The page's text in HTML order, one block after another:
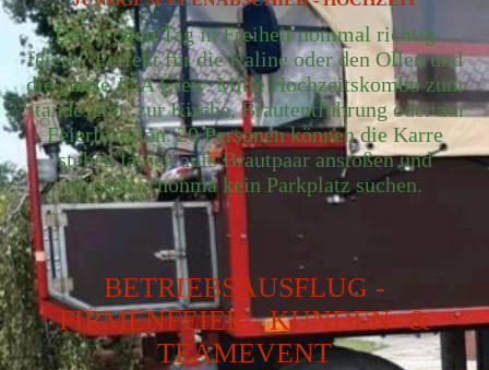
Den letzten Tag in Freiheit nommal richtig
feiern? Perfekt für die Kaline oder den Ollen und
die ganze JGA Crew. Mitte Hochzeitskombo zum
Standesamt, zur Kirche, Brautentführung oder zur
Feierlokation. 20 Personen können die Karre
stehen lassen aufs Brautpaar anstoßen und
müssen schonma kein Parkplatz suchen.
BETRIEBSAUSFLUG -
FIRMENFEIER - KUNDEN- &
TEAMEVENT